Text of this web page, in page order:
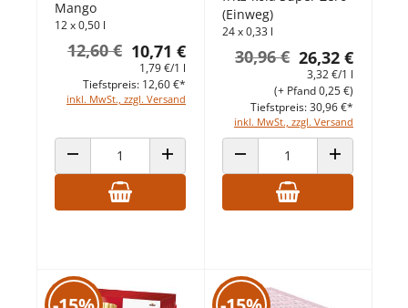
Mango
12 x 0,50 l
10,71 €
12,60 €
1,79 €/1 l
inkl. MwSt., zzgl. Versand
Tiefstpreis: 12,60 €*
ANZAHL VERRINGERNANZAHL ERHÖHEN
(Einweg)
24 x 0,33 l
26,32 €
30,96 €
3,32 €/1 l
inkl. MwSt., zzgl. Versand
(+ Pfand 0,25 €)
Tiefstpreis: 30,96 €*
ANZAHL VERRINGERNANZAHL